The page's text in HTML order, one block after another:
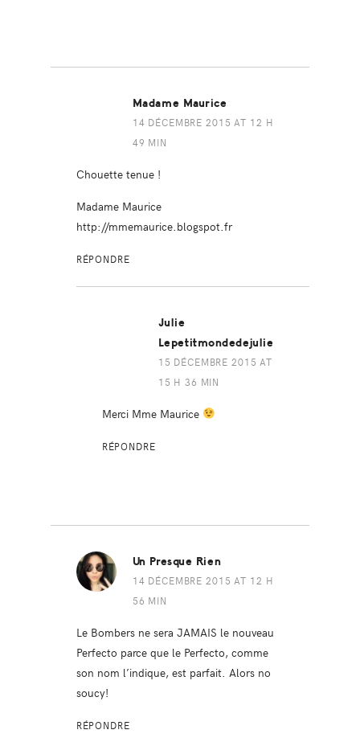
Madame Maurice
14 DÉCEMBRE 2015 AT 12 H
49 MIN
Chouette tenue !
Madame Maurice
http://mmemaurice.blogspot.fr
RÉPONDRE
Julie
Lepetitmondedejulie
15 DÉCEMBRE 2015 AT
15 H 36 MIN
Merci Mme Maurice
RÉPONDRE
Un Presque Rien
14 DÉCEMBRE 2015 AT 12 H
56 MIN
Le Bombers ne sera JAMAIS le nouveau
Perfecto parce que le Perfecto, comme
son nom l’indique, est parfait. Alors no
soucy!
RÉPONDRE